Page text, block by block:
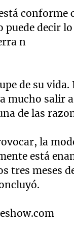
conforme
puede decir
de su
mucho salir
de las
la
está
tres meses